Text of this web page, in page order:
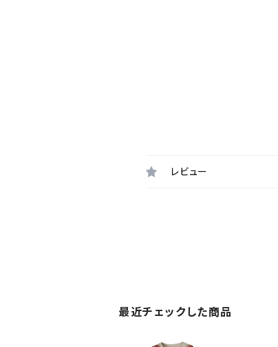
レビュー
最近チェックした商品